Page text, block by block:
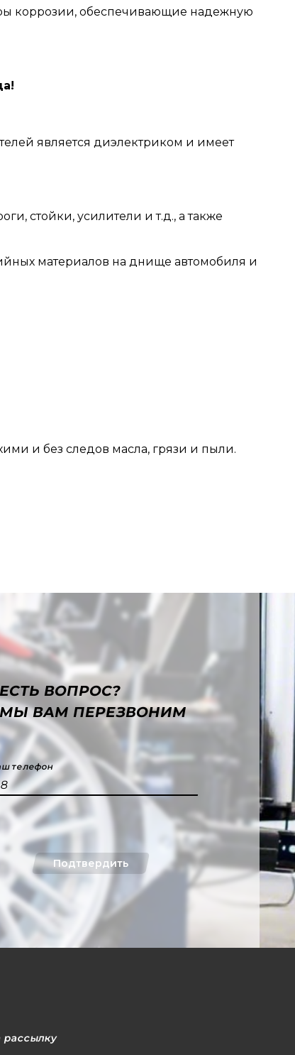
коррозии, обеспечивающие надежную
является диэлектриком и имеет
стойки, усилители и т.д., а также
материалов на днище автомобиля и
и без следов масла, грязи и пыли.
ЕСТЬ ВОПРОС?
ВАМ ПЕРЕЗВОНИМ
телефон
Подтвердить
рассылку